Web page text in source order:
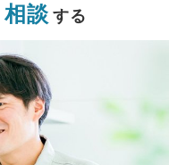
相談 する